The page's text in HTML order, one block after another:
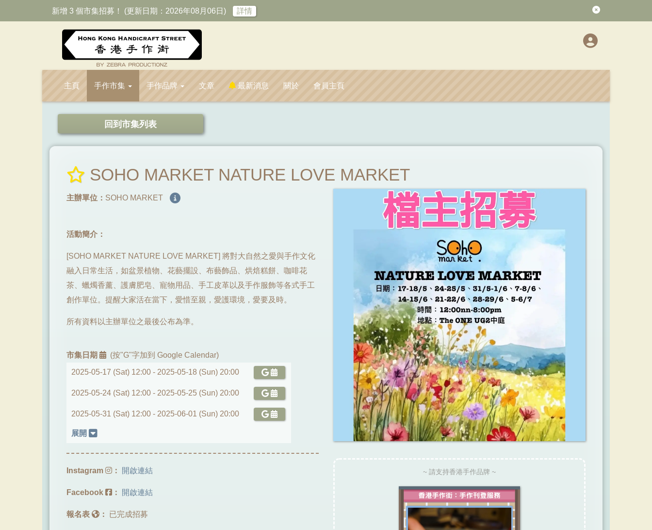
新增 3 個市集招募！ (更新日期：2026年08月06日) 詳情
主頁 手作市集 手作品牌 文章 最新消息 關於 會員主頁
回到市集列表
SOHO MARKET NATURE LOVE MARKET
~ 請支持香港手作品牌 ~
主辦單位： SOHO MARKET
活動簡介：
[SOHO MARKET NATURE LOVE MARKET] 將對大自然之愛與手作文化
融入日常生活，如盆景植物、花藝擺設、布藝飾品、烘焙糕餅、咖啡花
茶、蠟燭香薰、護膚肥皂、寵物用品、手工皮革以及手作服飾等各式手工
創作單位。提醒大家活在當下，愛惜至親，愛護環境，愛要及時。
所有資料以主辦單位之最後公布為準。
市集日期 (按"G"字加到 Google Calendar)
2025-05-17 (Sat) 12:00 - 2025-05-18 (Sun) 20:00
2025-05-24 (Sat) 12:00 - 2025-05-25 (Sun) 20:00
2025-05-31 (Sat) 12:00 - 2025-06-01 (Sun) 20:00
展開
Instagram ： 開啟連結
Facebook ： 開啟連結
報名表 ： 已完成招募